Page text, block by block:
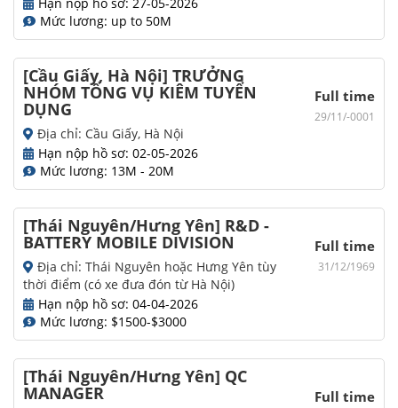
Mức lương: up to 50M
[Cầu Giấy, Hà Nội] TRƯỞNG
NHÓM TỔNG VỤ KIÊM TUYỂN
DỤNG
Địa chỉ: Cầu Giấy, Hà Nội
Hạn nộp hồ sơ: 02-05-2026
Mức lương: 13M - 20M
Full time
29/11/-0001
[Thái Nguyên/Hưng Yên] R&D -
BATTERY MOBILE DIVISION
Địa chỉ: Thái Nguyên hoặc Hưng Yên tùy
thời điểm (có xe đưa đón từ Hà Nội)
Hạn nộp hồ sơ: 04-04-2026
Mức lương: $1500-$3000
Full time
31/12/1969
[Thái Nguyên/Hưng Yên] QC
MANAGER Full time